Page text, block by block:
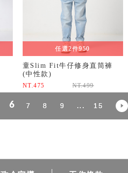
任選2件950
童Slim Fit牛仔修身直筒褲
(中性款)
NT. 475 NT.499
6 7 8 9 ... 15